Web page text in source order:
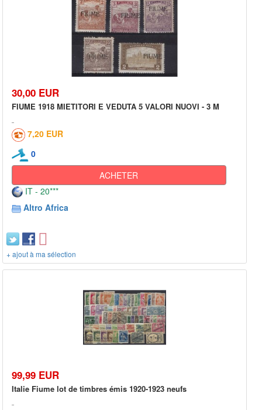
30,00 EUR
FIUME 1918 MIETITORI E VEDUTA 5 VALORI NUOVI - 3 M
7,20 EUR
0
ACHETER
IT - 20***
Altro Africa
+ ajout à ma sélection
99,99 EUR
Italie Fiume lot de timbres émis 1920-1923 neufs